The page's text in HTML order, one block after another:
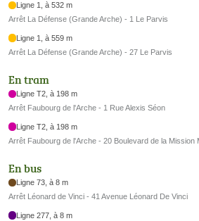
Ligne 1, à 532 m
Arrêt La Défense (Grande Arche) - 1 Le Parvis
Ligne 1, à 559 m
Arrêt La Défense (Grande Arche) - 27 Le Parvis
En tram
Ligne T2, à 198 m
Arrêt Faubourg de l'Arche - 1 Rue Alexis Séon
Ligne T2, à 198 m
Arrêt Faubourg de l'Arche - 20 Boulevard de la Mission
En bus
Ligne 73, à 8 m
Arrêt Léonard de Vinci - 41 Avenue Léonard De Vinci
Ligne 277, à 8 m